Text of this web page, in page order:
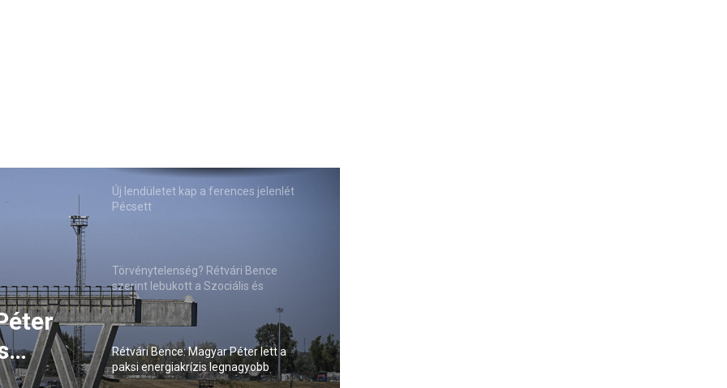
Új lendületet kap a ferences jelenlét
Pécsett
Törvénytelenség? Rétvári Bence
szerint lebukott a Szociális és
Családügyi Minisztérium
Rétvári Bence: Magyar Péter lett a
paksi energiakrízis legnagyobb
rémhírterjesztője (VIDEÓ)